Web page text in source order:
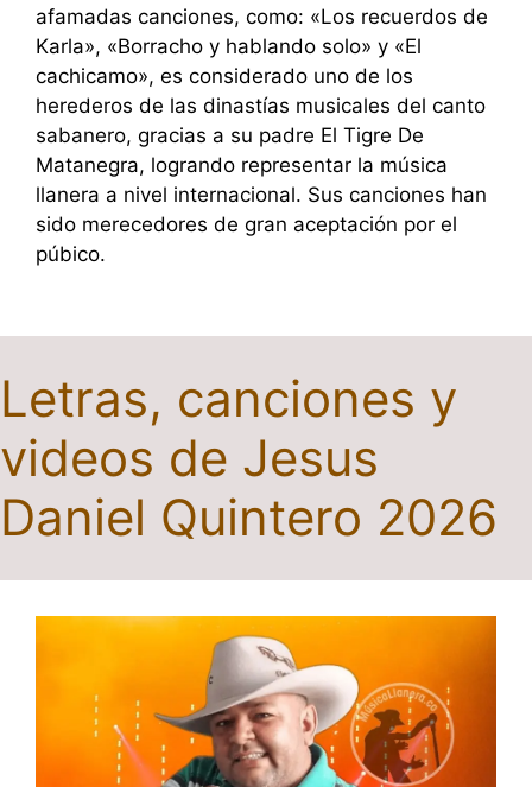
afamadas canciones, como: «Los recuerdos de
Karla», «Borracho y hablando solo» y «El
cachicamo», es considerado uno de los
herederos de las dinastías musicales del canto
sabanero, gracias a su padre El Tigre De
Matanegra, logrando representar la música
llanera a nivel internacional. Sus canciones han
sido merecedores de gran aceptación por el
púbico.
Letras, canciones y
videos de Jesus
Daniel Quintero 2026